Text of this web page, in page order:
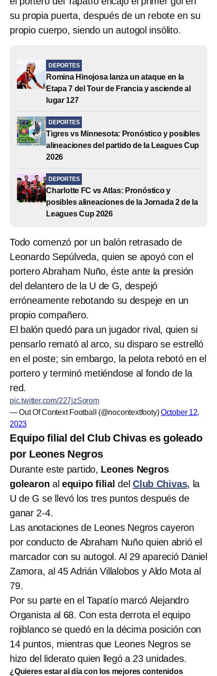
su propia puerta, después de un rebote en su
propio cuerpo, siendo un autogol insólito.
DEPORTES
Romina Hinojosa lanza un ataque en la
Etapa 7 del Tour de Francia y asciende al
lugar 127
DEPORTES
Tigres vs Minnesota: Pronóstico y posibles
alineaciones del partido de la Leagues Cup
2026
DEPORTES
Charlotte FC vs Atlas: Pronóstico y
posibles alineaciones de la Jornada 2 de la
Leagues Cup 2026
Todo comenzó por un balón retrasado de
Leonardo Sepúlveda, quien se apoyó con el
portero Abraham Nuño, éste ante la presión
del delantero de la U de G, despejó
erróneamente rebotando su despeje en un
propio compañero.
El balón quedó para un jugador rival, quien si
pensarlo remató al arco, su disparo se estrelló
en el poste; sin embargo, la pelota rebotó en el
portero y terminó metiéndose al fondo de la
red.
pic.twitter.com/227jzSorom
— Out Of Context Football (@nocontextfooty)October 12,
2023
Equipo filial del Club Chivas es goleado
por Leones Negros
Durante este partido, Leones Negros
golearon al equipo filial delClub Chivas, la
U de G se llevó los tres puntos después de
ganar 2-4.
Las anotaciones de Leones Negros cayeron
por conducto de Abraham Nuño quien abrió el
marcador con su autogol. Al 29 apareció Daniel
Zamora, al 45 Adrián Villalobos y Aldo Mota al
79.
Por su parte en el Tapatío marcó Alejandro
Organista al 68. Con esta derrota el equipo
rojiblanco se quedó en la décima posición con
14 puntos, mientras que Leones Negros se
hizo del liderato quien llegó a 23 unidades.
¿Quieres estar al día con los mejores contenidos